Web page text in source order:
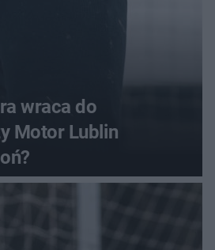
wraca do
Motor Lublin